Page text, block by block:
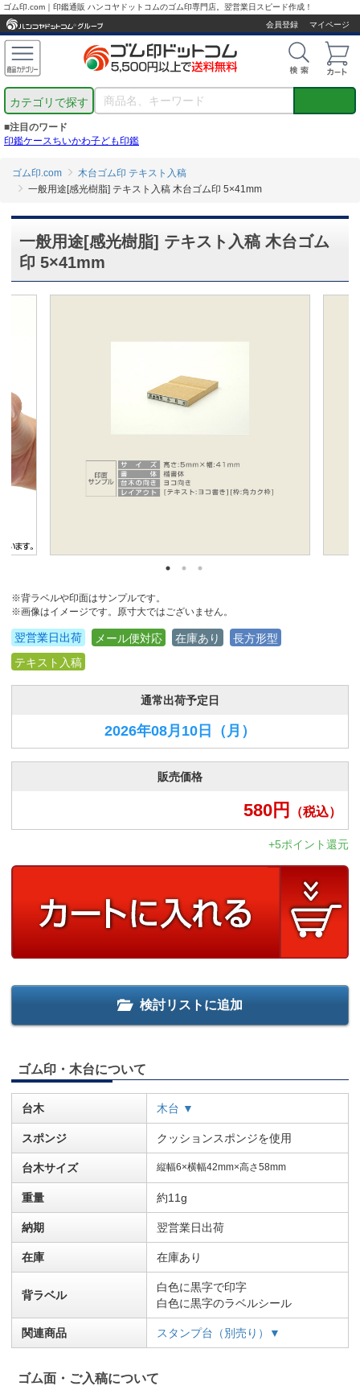
ゴム印.com｜印鑑通販 ハンコヤドットコムのゴム印専門店。翌営業日スピード作成！
会員登録
マイページ
カテゴリで探す
■注目のワード
印鑑ケースちいかわ子ども印鑑
ゴム印.com
木台ゴム印 テキスト入稿
一般用途[感光樹脂] テキスト入稿 木台ゴム印 5×41mm
一般用途[感光樹脂] テキスト入稿 木台ゴム
印 5×41mm
※背ラベルや印面はサンプルです。
※画像はイメージです。原寸大ではございません。
翌営業日出荷 メール便対応 在庫あり
長方形型
テキスト入稿
通常出荷予定日
2026年08月10日 （月）
販売価格
580円 （税込）
+5ポイント還元
検討リストに追加
ゴム印・木台について
台木 木台 ▼
スポンジ クッションスポンジを使用
台木サイズ 縦幅6×横幅42mm×高さ58mm
重量 約11g
納期 翌営業日出荷
在庫 在庫あり
背ラベル
白色に黒字で印字
白色に黒字のラベルシール
関連商品 スタンプ台（別売り）▼
ゴム面・ご入稿について